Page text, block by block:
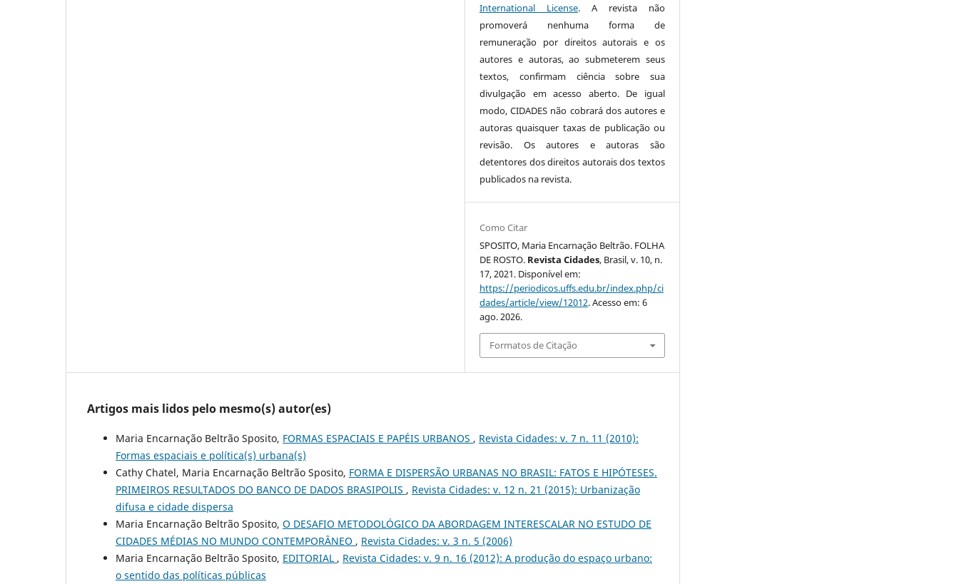
International License. A revista não
promoverá nenhuma forma de
remuneração por direitos autorais e os
autores e autoras, ao submeterem seus
textos, confirmam ciência sobre sua
divulgação em acesso aberto. De igual
modo, CIDADES não cobrará dos autores e
autoras quaisquer taxas de publicação ou
revisão. Os autores e autoras são
detentores dos direitos autorais dos textos
publicados na revista.
Como Citar
SPOSITO, Maria Encarnação Beltrão. FOLHA
DE ROSTO. Revista Cidades, Brasil, v. 10, n.
17, 2021. Disponível em:
https://periodicos.uffs.edu.br/index.php/ci
dades/article/view/12012. Acesso em: 6
ago. 2026.
Formatos de Citação
Artigos mais lidos pelo mesmo(s) autor(es)
Maria Encarnação Beltrão Sposito, FORMAS ESPACIAIS E PAPÉIS URBANOS , Revista Cidades: v. 7 n. 11 (2010):
Formas espaciais e política(s) urbana(s)
Cathy Chatel, Maria Encarnação Beltrão Sposito, FORMA E DISPERSÃO URBANAS NO BRASIL: FATOS E HIPÓTESES.
PRIMEIROS RESULTADOS DO BANCO DE DADOS BRASIPOLIS , Revista Cidades: v. 12 n. 21 (2015): Urbanização
difusa e cidade dispersa
Maria Encarnação Beltrão Sposito, O DESAFIO METODOLÓGICO DA ABORDAGEM INTERESCALAR NO ESTUDO DE
CIDADES MÉDIAS NO MUNDO CONTEMPORÂNEO , Revista Cidades: v. 3 n. 5 (2006)
Maria Encarnação Beltrão Sposito, EDITORIAL , Revista Cidades: v. 9 n. 16 (2012): A produção do espaço urbano:
o sentido das políticas públicas